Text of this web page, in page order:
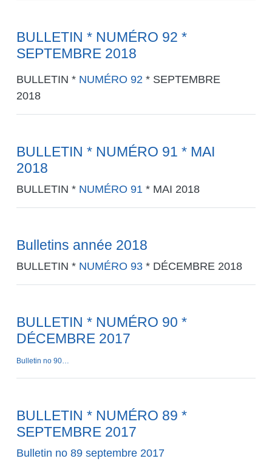
BULLETIN * NUMÉRO 92 *
SEPTEMBRE 2018
BULLETIN * NUMÉRO 92 * SEPTEMBRE
2018
BULLETIN * NUMÉRO 91 * MAI
2018
BULLETIN * NUMÉRO 91 * MAI 2018
Bulletins année 2018
BULLETIN * NUMÉRO 93 * DÉCEMBRE 2018
BULLETIN * NUMÉRO 90 *
DÉCEMBRE 2017
Bulletin no 90…
BULLETIN * NUMÉRO 89 *
SEPTEMBRE 2017
Bulletin no 89 septembre 2017